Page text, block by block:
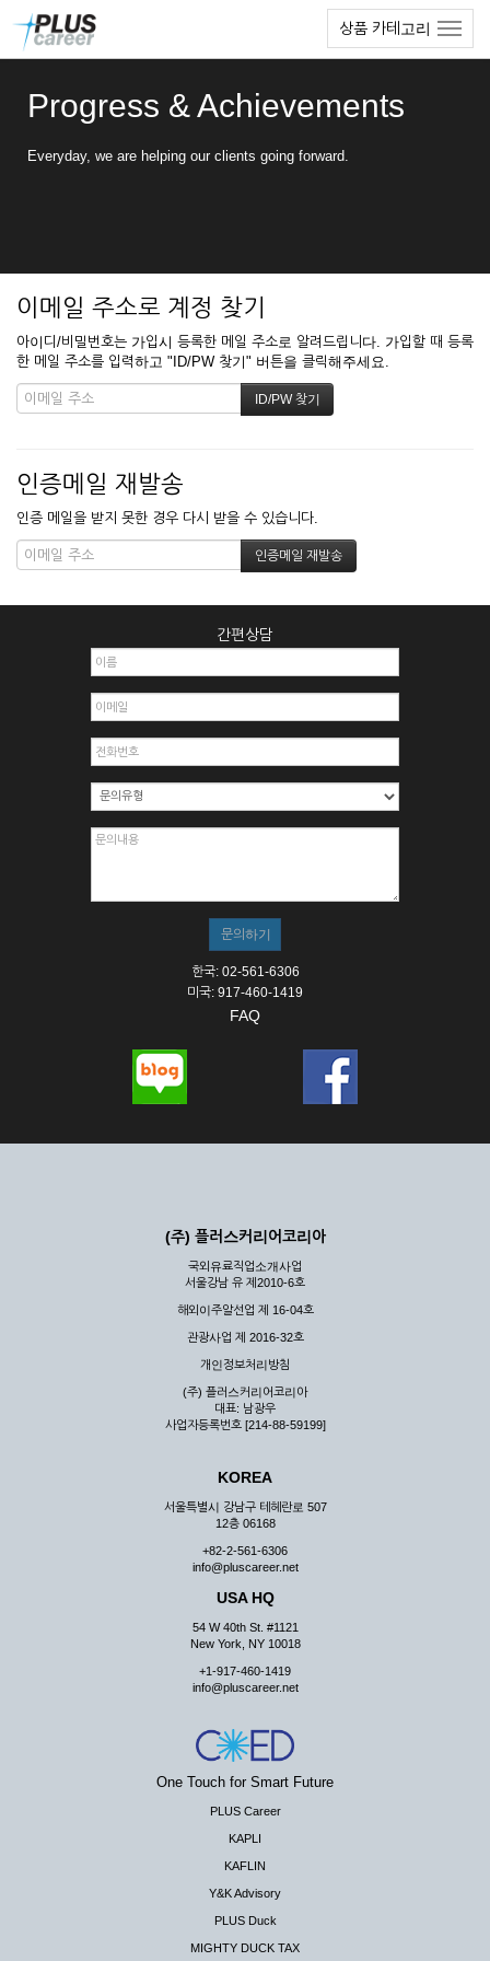
상품 카테고리
Progress & Achievements
Everyday, we are helping our clients going forward.
이메일 주소로 계정 찾기
아이디/비밀번호는 가입시 등록한 메일 주소로 알려드립니다. 가입할 때 등록
한 메일 주소를 입력하고 "ID/PW 찾기" 버튼을 클릭해주세요.
인증메일 재발송
인증 메일을 받지 못한 경우 다시 받을 수 있습니다.
간편상담
한국: 02-561-6306
미국: 917-460-1419
FAQ
(주) 플러스커리어코리아
국외유료직업소개사업
서울강남 유 제2010-6호
해외이주알선업 제 16-04호
관광사업 제 2016-32호
개인정보처리방침
(주) 플러스커리어코리아
대표: 남광우
사업자등록번호 [214-88-59199]
KOREA
서울특별시 강남구 테헤란로 507
12층 06168
+82-2-561-6306
info@pluscareer.net
USA HQ
54 W 40th St. #1121
New York, NY 10018
+1-917-460-1419
info@pluscareer.net
One Touch for Smart Future
PLUS Career
KAPLI
KAFLIN
Y&K Advisory
PLUS Duck
MIGHTY DUCK TAX